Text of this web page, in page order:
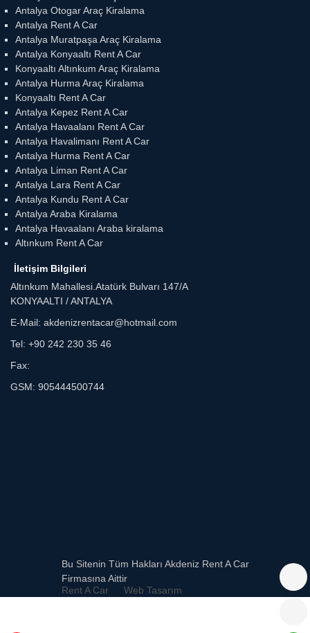
Antalya Otogar Araç Kiralama
Antalya Rent A Car
Antalya Muratpaşa Araç Kiralama
Antalya Konyaaltı Rent A Car
Konyaaltı Altınkum Araç Kiralama
Antalya Hurma Araç Kiralama
Konyaaltı Rent A Car
Antalya Kepez Rent A Car
Antalya Havaalanı Rent A Car
Antalya Havalimanı Rent A Car
Antalya Hurma Rent A Car
Antalya Liman Rent A Car
Antalya Lara Rent A Car
Antalya Kundu Rent A Car
Antalya Araba Kiralama
Antalya Havaalanı Araba kiralama
Altınkum Rent A Car
İletişim Bilgileri
Altınkum Mahallesi.Atatürk Bulvarı 147/A
KONYAALTI / ANTALYA
E-Mail: akdenizrentacar@hotmail.com
Tel: +90 242 230 35 46
Fax:
GSM: 905444500744
Bu Sitenin Tüm Hakları Akdeniz Rent A Car
Firmasına Aittir
Rent A Car
Web Tasarım